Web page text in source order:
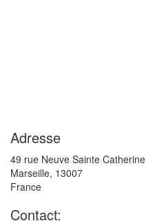
Adresse
49 rue Neuve Sainte Catherine
Marseille, 13007
France
Contact: